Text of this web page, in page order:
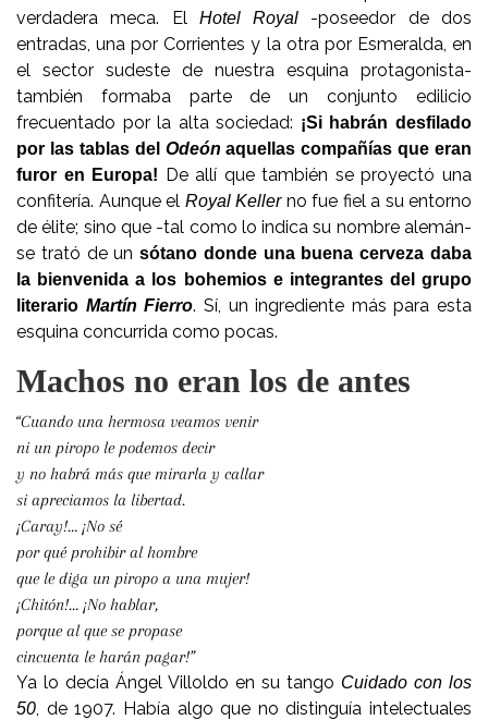
verdadera meca. El Hotel Royal -poseedor de dos
entradas, una por Corrientes y la otra por Esmeralda, en
el sector sudeste de nuestra esquina protagonista-
también formaba parte de un conjunto edilicio
frecuentado por la alta sociedad: ¡Si habrán desfilado
por las tablas del Odeón aquellas compañías que eran
furor en Europa! De allí que también se proyectó una
confitería. Aunque el Royal Keller no fue fiel a su entorno
de élite; sino que -tal como lo indica su nombre alemán-
se trató de unsótano donde una buena cerveza daba
la bienvenida a los bohemios e integrantes del grupo
literario Martín Fierro. Sí, un ingrediente más para esta
esquina concurrida como pocas.
Machos no eran los de antes
“Cuando una hermosa veamos venir
ni un piropo le podemos decir
y no habrá más que mirarla y callar
si apreciamos la libertad.
¡Caray!… ¡No sé
por qué prohibir al hombre
que le diga un piropo a una mujer!
¡Chitón!… ¡No hablar,
porque al que se propase
cincuenta le harán pagar!”
Ya lo decía Ángel Villoldo en su tango Cuidado con los
50, de 1907. Había algo que no distinguía intelectuales